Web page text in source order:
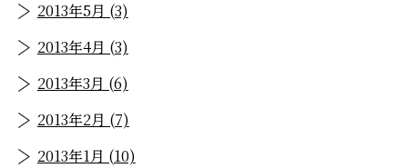
2013年5月 (3)
2013年4月 (3)
2013年3月 (6)
2013年2月 (7)
2013年1月 (10)